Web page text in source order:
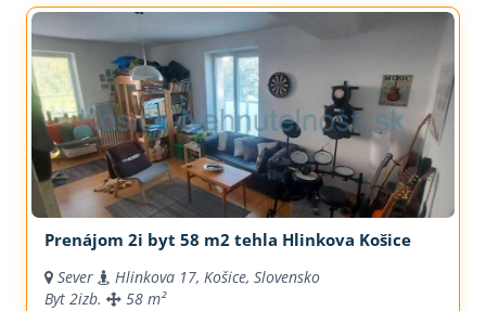
Prenájom 2i byt 58 m2 tehla Hlinkova Košice
Sever
Hlinkova 17, Košice, Slovensko
Byt 2izb. 58 m²